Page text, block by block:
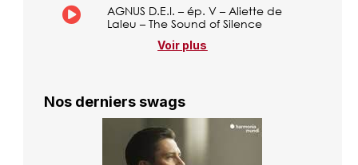
AGNUS D.E.I. – ép. V – Aliette de
Laleu – The Sound of Silence
Voir plus
Nos derniers swags